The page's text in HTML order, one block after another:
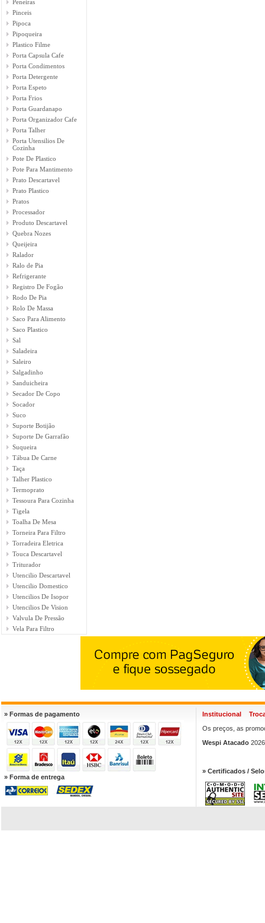
Peneiras
Pinceis
Pipoca
Pipoqueira
Plastico Filme
Porta Capsula Cafe
Porta Condimentos
Porta Detergente
Porta Espeto
Porta Frios
Porta Guardanapo
Porta Organizador Cafe
Porta Talher
Porta Utensilios De
Cozinha
Pote De Plastico
Pote Para Mantimento
Prato Descartavel
Prato Plastico
Pratos
Processador
Produto Descartavel
Quebra Nozes
Queijeira
Ralador
Ralo de Pia
Refrigerante
Registro De Fogão
Rodo De Pia
Rolo De Massa
Saco Para Alimento
Saco Plastico
Sal
Saladeira
Saleiro
Salgadinho
Sanduicheira
Secador De Copo
Socador
Suco
Suporte Botijão
Suporte De Garrafão
Suqueira
Tábua De Carne
Taça
Talher Plastico
Termoprato
Tessoura Para Cozinha
Tigela
Toalha De Mesa
Torneira Para Filtro
Torradeira Eletrica
Touca Descartavel
Triturador
Utencilio Descartavel
Utencilio Domestico
Utencilios De Isopor
Utencilios De Vision
Valvula De Pressão
Vela Para Filtro
» Formas de pagamento
» Forma de entrega
Institucional
Os preços, as
Wespi Atacado
» Certificados /